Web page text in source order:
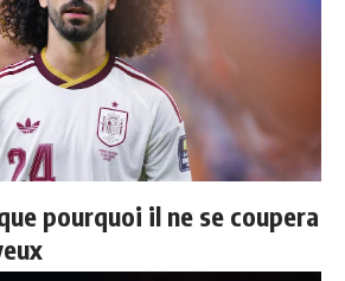
pourquoi il ne se coupera